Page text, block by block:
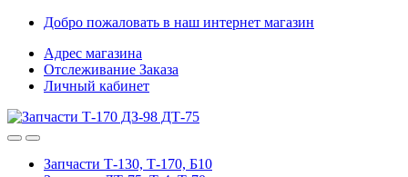
Skip
navigation
Skip
content
Добро пожаловать в наш интернет магазин
Адрес магазина
Отслеживание Заказа
Личный кабинет
Запчасти Т-130, Т-170, Б10